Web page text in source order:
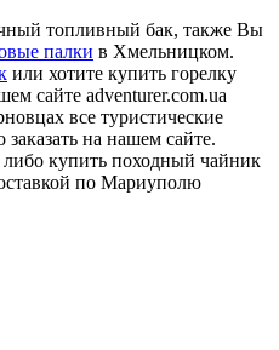
топливный бак, также Вы
палки в Хмельницком.
или хотите купить горелку
сайте adventurer.com.ua
все туристические
на нашем сайте.
либо купить походный чайник
по Мариуполю